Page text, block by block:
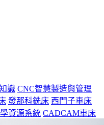
識 CNC智慧製造與管理
發那科銑床 西門子車床
資源系統 CADCAM車床